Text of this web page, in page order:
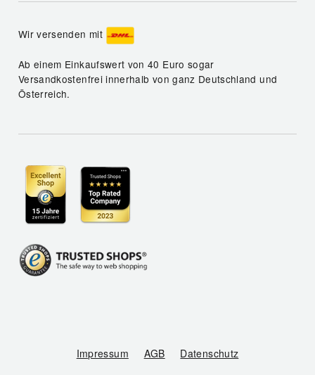
Wir versenden mit
Ab einem Einkaufswert von 40 Euro sogar
Versandkostenfrei innerhalb von ganz Deutschland und
Österreich.
Impressum AGB Datenschutz